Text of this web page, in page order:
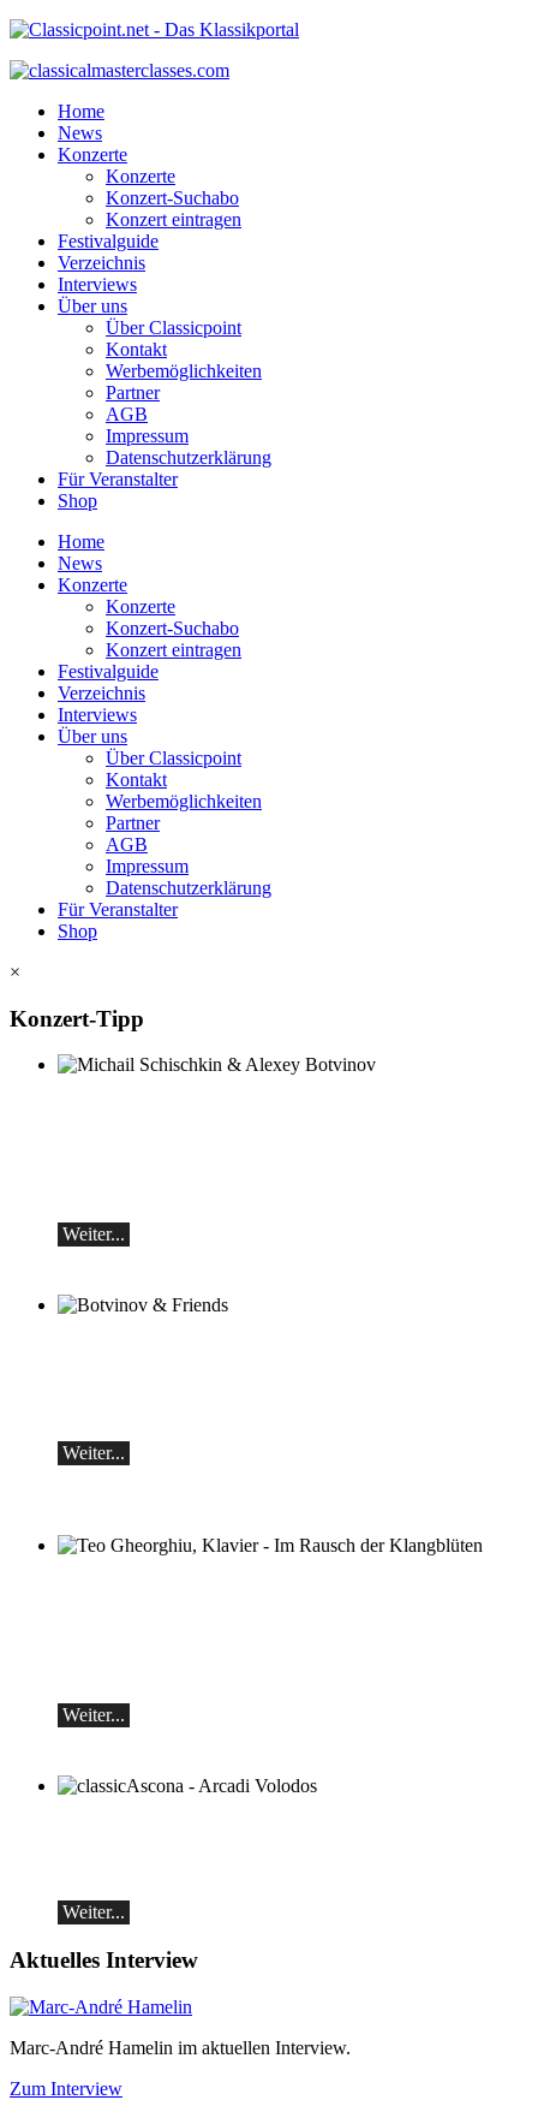
Home
News
Konzerte
Konzerte
Konzert-Suchabo
Konzert eintragen
Festivalguide
Verzeichnis
Interviews
Über uns
Über Classicpoint
Kontakt
Werbemöglichkeiten
Partner
AGB
Impressum
Datenschutzerklärung
Für Veranstalter
Shop
Home
News
Konzerte
Konzerte
Konzert-Suchabo
Konzert eintragen
Festivalguide
Verzeichnis
Interviews
Über uns
Über Classicpoint
Kontakt
Werbemöglichkeiten
Partner
AGB
Impressum
Datenschutzerklärung
Für Veranstalter
Shop
×
Konzert-Tipp
Weiter...
Weiter...
Weiter...
Weiter...
Aktuelles Interview
Marc-André Hamelin im aktuellen Interview.
Zum Interview